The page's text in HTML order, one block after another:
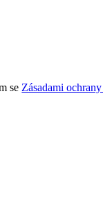
se Zásadami